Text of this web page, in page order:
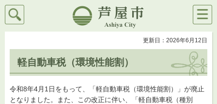
芦屋市
検索
メニ
ュー
更新日：2026年6月12日
軽自動車税（環境性能割）
令和8年4月1日をもって、「軽自動車税（環境性能割）」が廃止
となりました。また、この改正に伴い、「軽自動車税（種別